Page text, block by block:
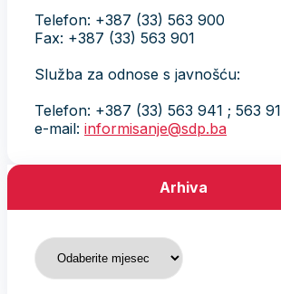
Telefon: +387 (33) 563 900
Fax: +387 (33) 563 901
Služba za odnose s javnošću:
Telefon: +387 (33) 563 941 ; 563
e-mail: informisanje@sdp.ba
Arhiva
Arhiva